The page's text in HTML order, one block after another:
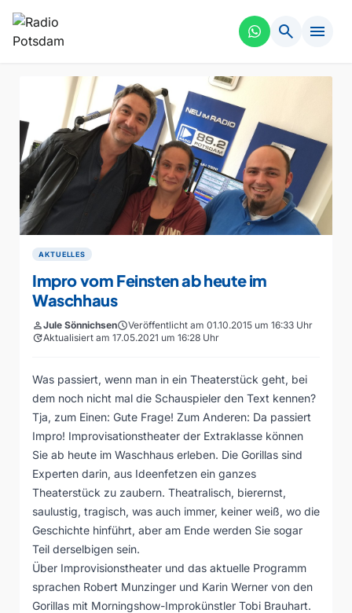
search menu
AKTUELLES
Impro vom Feinsten ab heute im
Waschhaus
personJule SönnichsenscheduleVeröffentlicht am 01.10.2015 um 16:33 Uhr
updateAktualisiert am 17.05.2021 um 16:28 Uhr
Was passiert, wenn man in ein Theaterstück geht, bei
dem noch nicht mal die Schauspieler den Text kennen?
Tja, zum Einen: Gute Frage! Zum Anderen: Da passiert
Impro! Improvisationstheater der Extraklasse können
Sie ab heute im Waschhaus erleben. Die Gorillas sind
Experten darin, aus Ideenfetzen ein ganzes
Theaterstück zu zaubern. Theatralisch, bierernst,
saulustig, tragisch, was auch immer, keiner weiß, wo die
Geschichte hinführt, aber am Ende werden Sie sogar
Teil derselbigen sein.
Über Improvisionstheater und das aktuelle Programm
sprachen Robert Munzinger und Karin Werner von den
Gorillas mit Morningshow-Improkünstler Tobi Brauhart.